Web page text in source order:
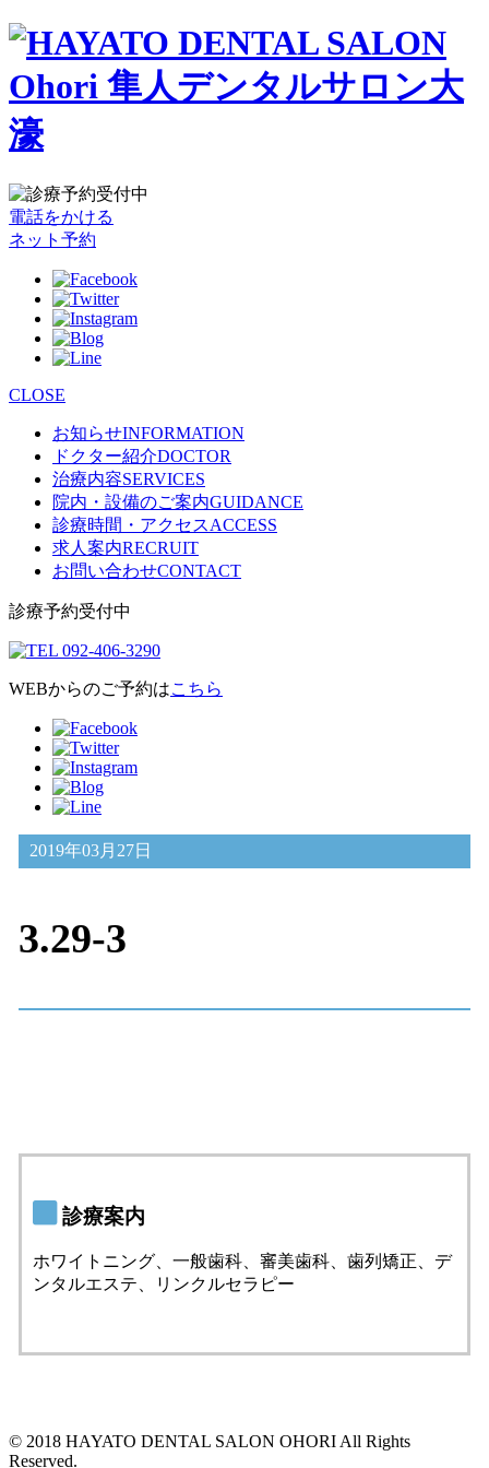
電話をかける
ネット予約
CLOSE
お知らせINFORMATION
ドクター紹介DOCTOR
治療内容SERVICES
院内・設備のご案内GUIDANCE
診療時間・アクセスACCESS
求人案内RECRUIT
お問い合わせCONTACT
診療予約受付中
WEBからのご予約はこちら
2019年03月27日
3.29-3
診療案内
ホワイトニング、一般歯科、審美歯科、歯列矯正、デ
ンタルエステ、リンクルセラピー
© 2018 HAYATO DENTAL SALON OHORI All Rights
Reserved.